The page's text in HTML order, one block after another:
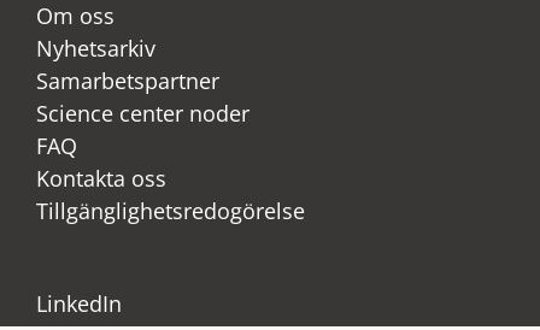
Om oss
Nyhetsarkiv
Samarbetspartner
Science center noder
FAQ
Kontakta oss
Tillgänglighetsredogörelse
LinkedIn